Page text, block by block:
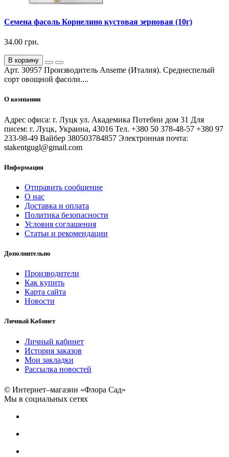
Семена фасоль Корнелино кустовая зерновая (10г)
34.00 грн.
В корзину
Арт. 30957 Производитель Anseme (Италия). Среднеспелый
сорт овощной фасоли....
О компании
Адрес офиса: г. Луцк ул. Академика Потебни дом 31 Для
писем: г. Луцк, Украина, 43016 Тел. +380 50 378-48-57 +380 97
233-98-49 Вайбер 380503784857 Электронная почта:
stakentgugl@gmail.com
Информация
Отправить сообщение
О нас
Доставка и оплата
Политика безопасности
Условия соглашения
Статьи и рекомендации
Дополнительно
Производители
Как купить
Карта сайта
Новости
Личный Кабинет
Личный кабинет
История заказов
Мои закладки
Рассылка новостей
© Интернет–магазин «Флора Сад»
Мы в социальных сетях